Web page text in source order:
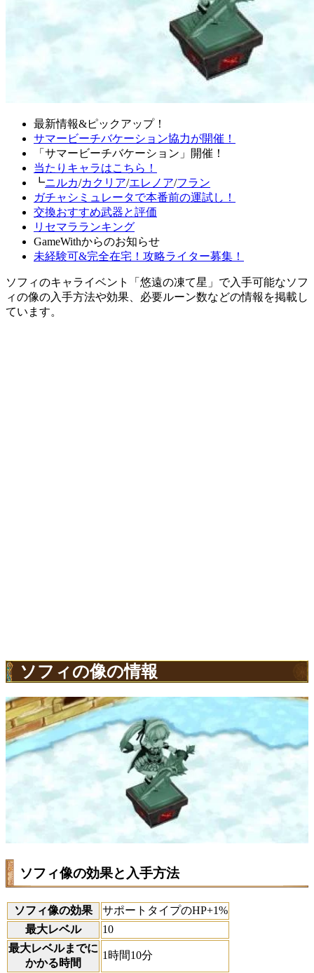
最新情報&ピックアップ！
サマービーチバケーション協力が開催！
「サマービーチバケーション」開催！
当たりキャラはこちら！
┗ニルカ/カクリア/エレノア/フラン
ガチャシミュレータで本番前の運試し！
交換おすすめ武器と評価
リセマラランキング
GameWithからのお知らせ
未経験可&完全在宅！攻略ライター募集！
ソフィのキャライベント「悠遠の凍て星」で入手可能なソフ
ィの像の入手方法や効果、必要ルーン数などの情報を掲載し
ています。
ソフィの像の情報
ソフィ像の効果と入手方法
ソフィ像の効果
サポートタイプのHP+1%
最大レベル
10
最大レベルまでに
かかる時間
1時間10分